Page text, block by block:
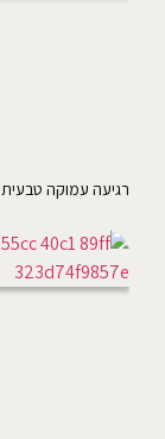
רגיעה עמוקה טבעית